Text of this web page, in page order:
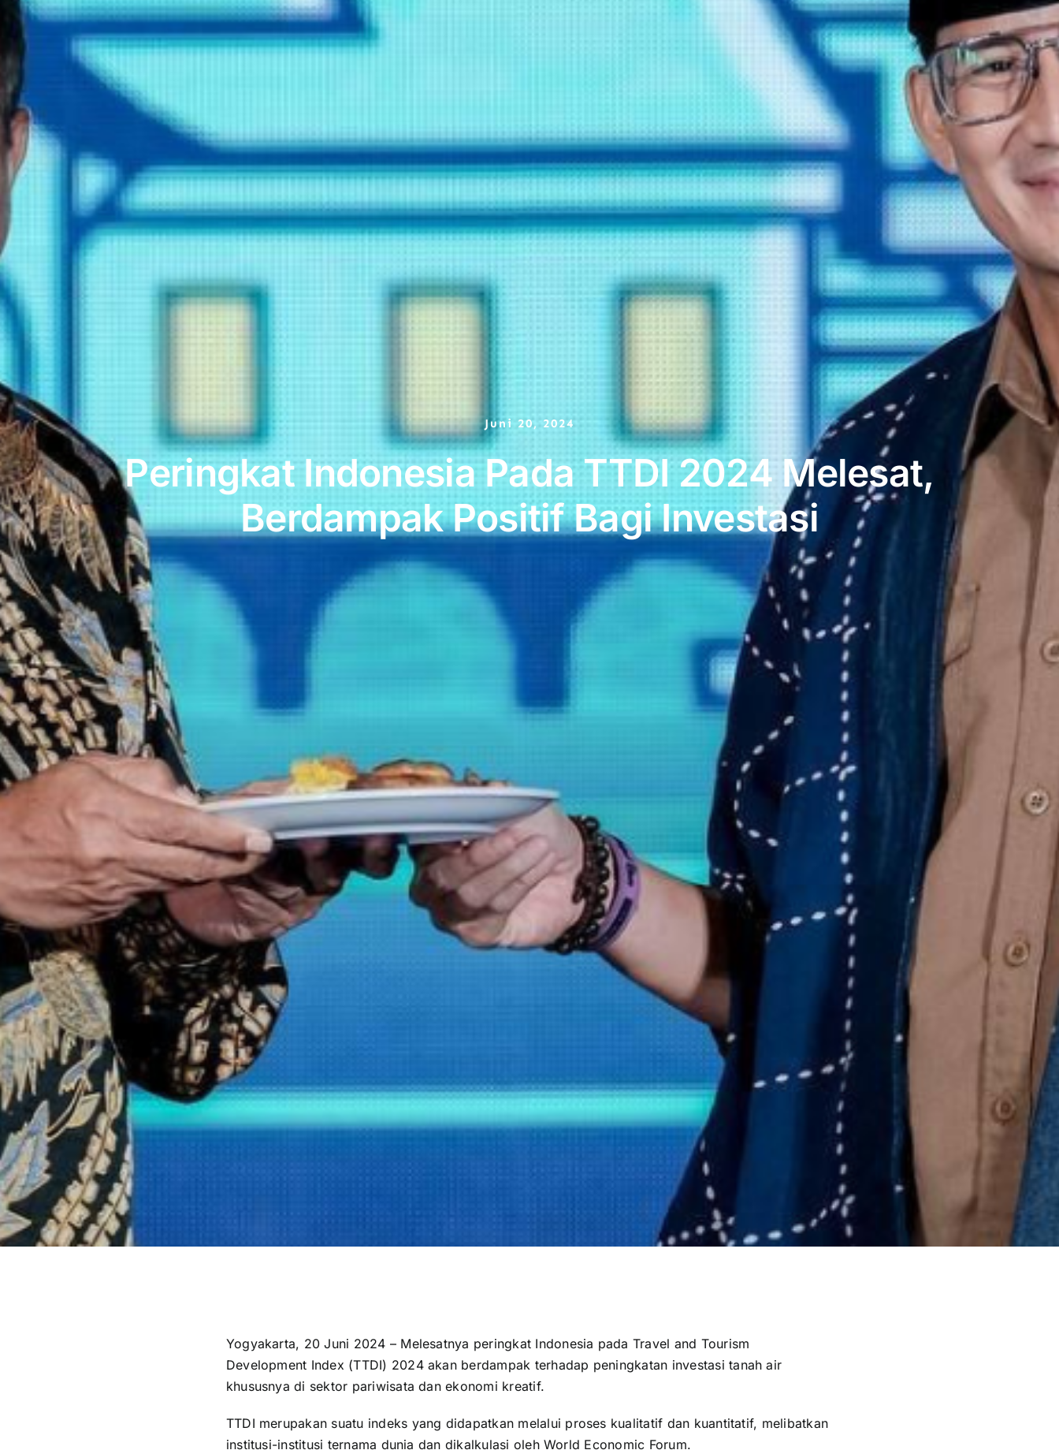
Juni 20, 2024
Peringkat Indonesia Pada TTDI 2024 Melesat,
Berdampak Positif Bagi Investasi
Yogyakarta, 20 Juni 2024 – Melesatnya peringkat Indonesia pada Travel and Tourism
Development Index (TTDI) 2024 akan berdampak terhadap peningkatan investasi tanah air
khususnya di sektor pariwisata dan ekonomi kreatif.
TTDI merupakan suatu indeks yang didapatkan melalui proses kualitatif dan kuantitatif, melibatkan
institusi-institusi ternama dunia dan dikalkulasi oleh World Economic Forum.